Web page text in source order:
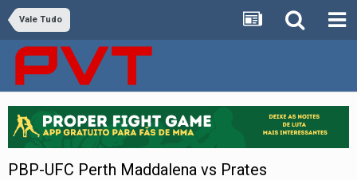
Vale Tudo
PBP-UFC Perth Maddalena vs Prates